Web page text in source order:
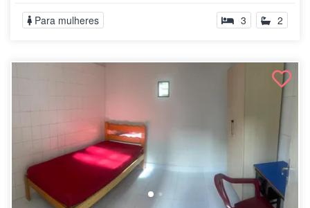
Para mulheres 3 2